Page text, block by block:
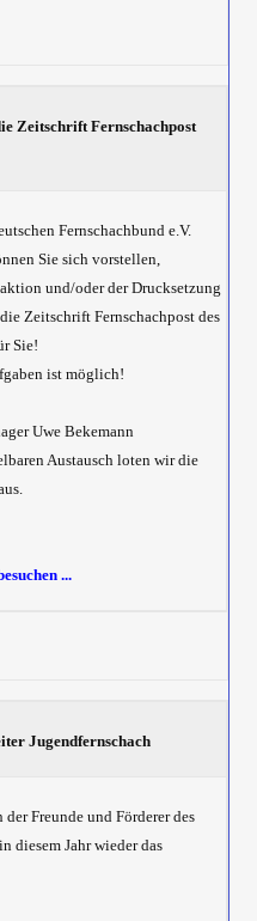
Zeitschrift Fernschachpost
Fernschachbund e.V.
Sie sich vorstellen,
und/oder der Drucksetzung
Zeitschrift Fernschachpost des
Sie!
ist möglich!
Uwe Bekemann
Austausch loten wir die
...
Jugendfernschach
Freunde und Förderer des
diesem Jahr wieder das